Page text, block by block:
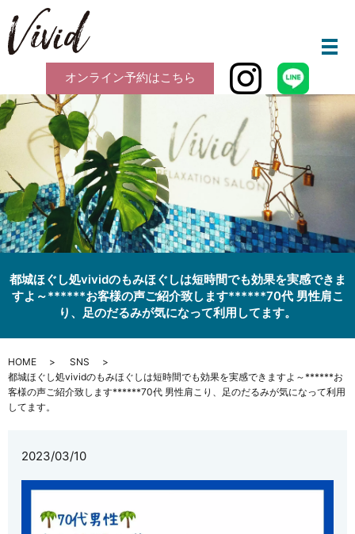
メ
オンライン予約はこちら
都城ほぐし処vividのもみほぐしは短時間でも効果を実感できま
すよ～️******お客様の声ご紹介致します******70代 男性肩こ
り、足のだるみが気になって利用してます。
HOME
SNS
都城ほぐし処vividのもみほぐしは短時間でも効果を実感できますよ～️******お
客様の声ご紹介致します******70代 男性肩こり、足のだるみが気になって利用
してます。
2023/03/10